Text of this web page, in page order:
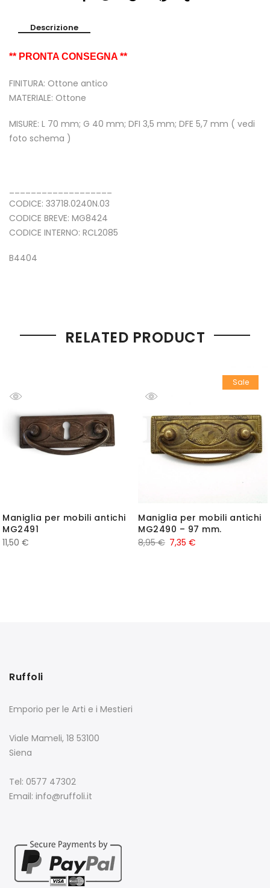
Descrizione
** PRONTA CONSEGNA **
FINITURA: Ottone antico
MATERIALE: Ottone
MISURE: L 70 mm; G 40 mm; DFI 3,5 mm; DFE 5,7 mm ( vedi
foto schema )
CODICE: 33718.0240N.03
CODICE BREVE: MG8424
CODICE INTERNO: RCL2085
B4404
RELATED PRODUCT
Maniglia per mobili antichi
MG2491
11,50 €
Sale
Maniglia per mobili antichi
MG2490 – 97 mm.
8,95€ 7,35 €
Ruffoli
Emporio per le Arti e i Mestieri
Viale Mameli, 18 53100
Siena
Tel: 0577 47302
Email: info@ruffoli.it